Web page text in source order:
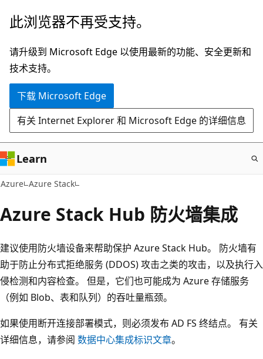
跳
主
要
内
此浏览器不再受支持。
请升级到 Microsoft Edge 以使用最新的功能、安全更新和
技术支持。
下载 Microsoft Edge
有关 Internet Explorer 和 Microsoft Edge 的详细信息
Learn
Azure Azure Stack
Azure Stack Hub 防火墙集成
建议使用防火墙设备来帮助保护 Azure Stack Hub。 防火墙有
助于防止分布式拒绝服务 (DDOS) 攻击之类的攻击，以及执行入
侵检测和内容检查。 但是，它们也可能成为 Azure 存储服务
（例如 Blob、表和队列）的吞吐量瓶颈。
如果使用断开连接部署模式，则必须发布 AD FS 终结点。 有关
详细信息，请参阅 数据中心集成标识文章。